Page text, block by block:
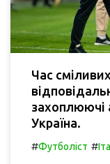
Час
захоплюючі
Україна.
#Футболіст #